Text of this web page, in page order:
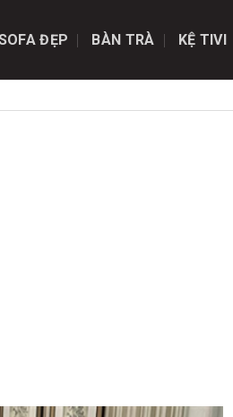
ĐẸP BÀN TRÀ KỆ TIVI